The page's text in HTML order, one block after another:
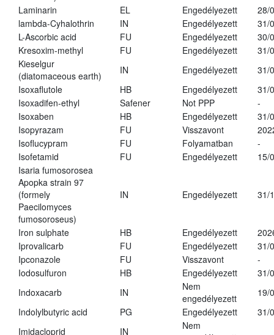
Laminarin
EL Engedélyezett
28/
lambda-Cyhalothrin
IN Engedélyezett
31/
L-Ascorbic acid
FU Engedélyezett
30/
Kresoxim-methyl
FU Engedélyezett
31/
Kieselgur
(diatomaceous earth)
IN Engedélyezett
31/
Isoxaflutole
HB Engedélyezett
31/
Isoxadifen-ethyl
Safener Not PPP
-
Isoxaben
HB Engedélyezett
31/
Isopyrazam
FU Visszavont
Isoflucypram
FU Folyamatban
-
Isofetamid
FU Engedélyezett
15/
Isaria fumosorosea
Apopka strain 97
(formely
Paecilomyces
fumosoroseus)
IN Engedélyezett 31/
Iron sulphate HB Engedélyezett
Iprovalicarb
FU Engedélyezett
31/
Ipconazole
FU Visszavont
-
Iodosulfuron
HB Engedélyezett
31/
Indoxacarb
IN
Nem
engedélyezett
19/
Indolylbutyric acid
PG Engedélyezett
31/
Imidacloprid
IN
Nem